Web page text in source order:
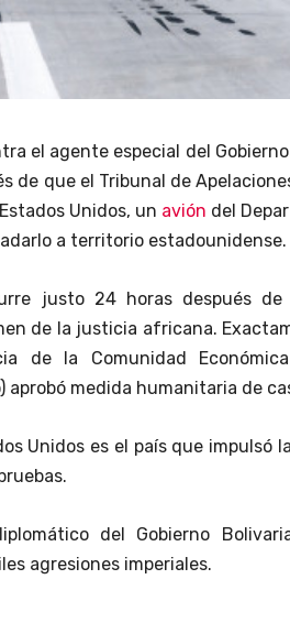
el agente especial del
de que el Tribunal de
Unidos, un avión del
a territorio estadounidense.
justo 24 horas después
de la justicia africana.
de la Comunidad
aprobó medida humanitaria de
Unidos es el país que impulsó
del Gobierno
agresiones imperiales.